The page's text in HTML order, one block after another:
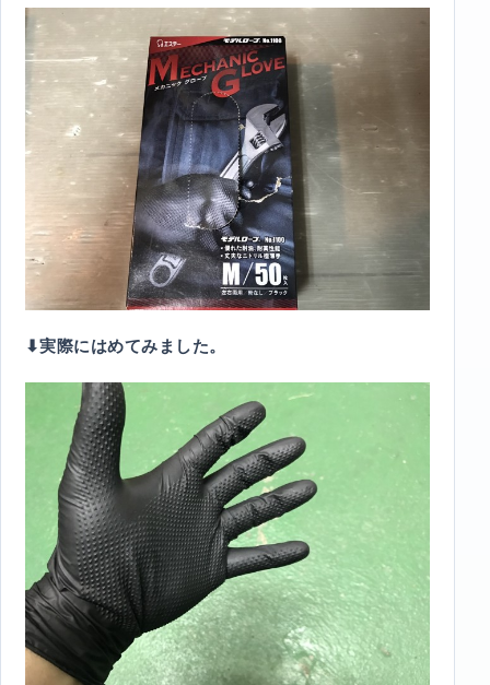
⬇︎実際にはめてみました。